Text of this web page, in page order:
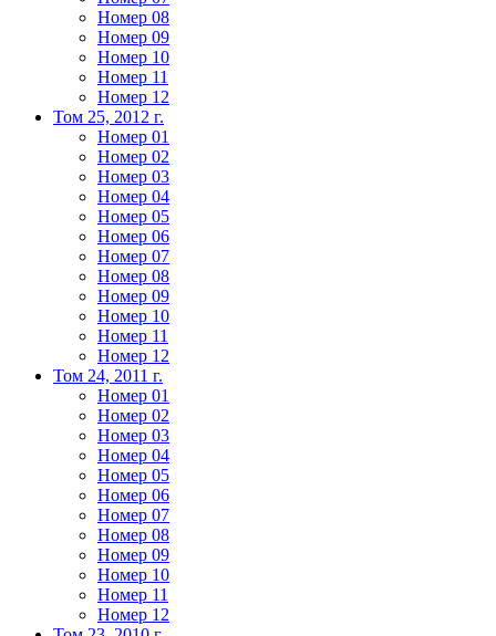
Номер 08
Номер 09
Номер 10
Номер 11
Номер 12
Том 25, 2012 г.
Номер 01
Номер 02
Номер 03
Номер 04
Номер 05
Номер 06
Номер 07
Номер 08
Номер 09
Номер 10
Номер 11
Номер 12
Том 24, 2011 г.
Номер 01
Номер 02
Номер 03
Номер 04
Номер 05
Номер 06
Номер 07
Номер 08
Номер 09
Номер 10
Номер 11
Номер 12